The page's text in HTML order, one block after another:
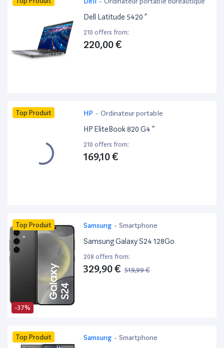
Dell Latitude 5420 ”
210 offers from:
220,00 €
Top Produit HP - Ordinateur portable
HP EliteBook 820 G4 ”
210 offers from:
169,10 €
-37%
Top Produit Samsung - Smartphone
Samsung Galaxy S24 128Go
208 offers from:
329,90 € 519,99 €
Top Produit Samsung - Smartphone